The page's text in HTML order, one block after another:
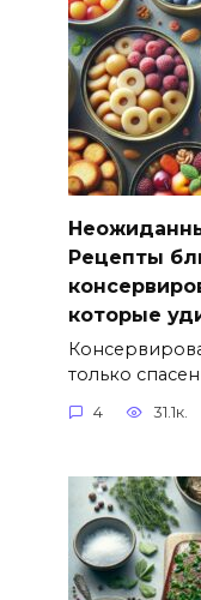
Рецепты
которые
только
4 31.1к.